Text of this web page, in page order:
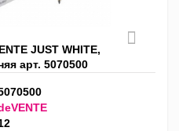
JUST WHITE,
арт. 5070500